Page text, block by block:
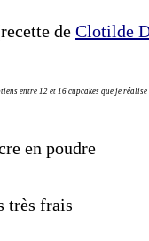
de Clotilde
entre 12 et 16 cupcakes que je
en poudre
très frais